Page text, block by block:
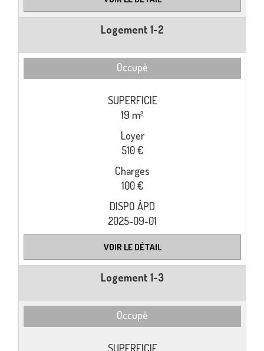
Logement 1-2
Occupé
19 m²
510 €
100 €
2025-09-01
VOIR LE DÉTAIL
Logement 1-3
Occupé